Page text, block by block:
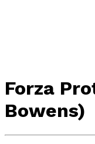
Forza
Bowens)